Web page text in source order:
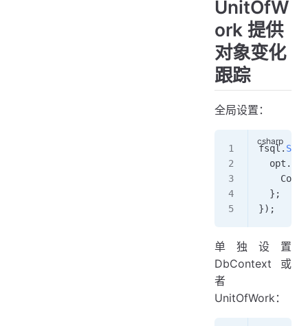
UnitOfW
ork 提供
对象变化
跟踪
全局设置：
fsql.
  opt
.
  };
});
单独设置
DbContext 或
者
UnitOfWork：